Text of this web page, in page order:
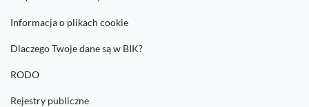
Informacja o plikach cookie
Dlaczego Twoje dane są w BIK?
RODO
Rejestry publiczne